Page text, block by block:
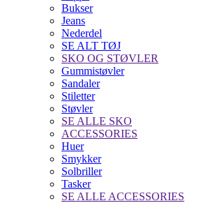
Bukser
Jeans
Nederdel
SE ALT TØJ
SKO OG STØVLER
Gummistøvler
Sandaler
Stiletter
Støvler
SE ALLE SKO
ACCESSORIES
Huer
Smykker
Solbriller
Tasker
SE ALLE ACCESSORIES